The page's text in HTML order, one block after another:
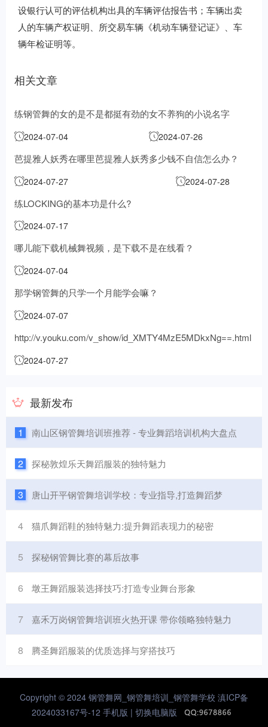
设银行认可的评估机构出具的车辆评估报告书；车辆出卖
人的车辆产权证明、所交易车辆《机动车辆登记证》、车
辆年检证明等。
相关文章
练钢管舞的女的是不是都挺有劲的
2024-07-04
女不养狗的小说名字
2024-07-26
芭提雅人妖秀在哪里芭提雅人妖秀多少钱
2024-07-27
不自信怎么办？
2024-07-28
练LOCKING的基本功是什么?
2024-07-17
哪儿能下载机械舞视频，是下载不是在线看？
2024-07-04
那学钢管舞的只学一个月能学会嘛？
2024-07-07
http://v.youku.com/v_show/id_XMTY4MzE5MDkxNg==.html
5:40秒 钢管舞背景音乐
2024-07-27
最新发布
1 南山区钢管舞培训班推荐 - 专业舞蹈培训机构大盘点
2 探秘敦煌乐天舞蹈服装的独特魅力
3 唐山开平钢管舞培训学校：专业指导,打造舞蹈梦
4 猫爪舞蹈鞋的独特魅力:提升舞蹈表现力的秘密
5 探秘钢管舞比赛的幕后故事
6 墩王舞蹈服装选择技巧:打造专业舞台形象
7 嘉禾万岗钢管舞培训班火热开课 带你领略独特魅力
8 腾圣舞蹈服装的优质选择与穿搭技巧
Copyright © 2024 钢管舞网_钢管舞培训_钢管舞学校 滇ICP备
2024033167号-12 手机版 | 切换电脑版